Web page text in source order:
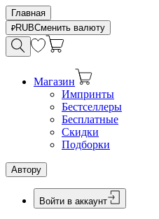
Главная
RUBСменить валюту
Магазин
Импринты
Бестселлеры
Бесплатные
Скидки
Подборки
Автору
Войти в аккаунт